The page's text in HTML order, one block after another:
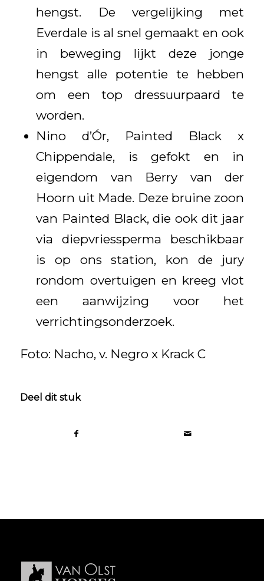
hengst. De vergelijking met
Everdale is al snel gemaakt en ook
in beweging lijkt deze jonge
hengst alle potentie te hebben
om een top dressuurpaard te
worden.
Nino d’Ór, Painted Black x
Chippendale, is gefokt en in
eigendom van Berry van der
Hoorn uit Made. Deze bruine zoon
van Painted Black, die ook dit jaar
via diepvriessperma beschikbaar
is op ons station, kon de jury
rondom overtuigen en kreeg vlot
een aanwijzing voor het
verrichtingsonderzoek.
Foto: Nacho, v. Negro x Krack C
Deel dit stuk